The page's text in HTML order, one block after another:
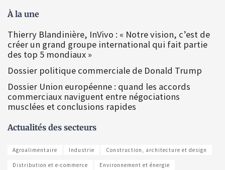
À la une
Thierry Blandinière, InVivo : « Notre vision, c’est de
créer un grand groupe international qui fait partie
des top 5 mondiaux »
Dossier politique commerciale de Donald Trump
Dossier Union européenne : quand les accords
commerciaux naviguent entre négociations
musclées et conclusions rapides
Actualités des secteurs
Agroalimentaire Industrie Construction, architecture et design
Distribution et e-commerce Environnement et énergie